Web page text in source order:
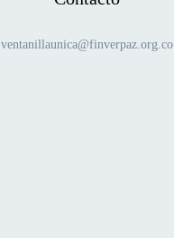
ventanillaunica@finverpaz.org.co